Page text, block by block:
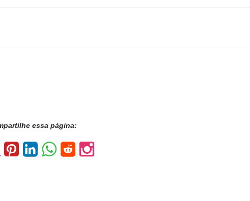
essa página: